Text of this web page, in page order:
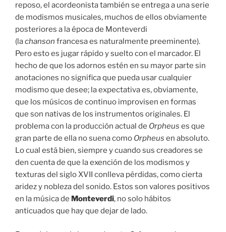
reposo, el acordeonista también se entrega a una serie
de modismos musicales, muchos de ellos obviamente
posteriores a la época de Monteverdi
(lachanson francesa es naturalmente preeminente).
Pero esto es jugar rápido y suelto con el marcador. El
hecho de que los adornos estén en su mayor parte sin
anotaciones no significa que pueda usar cualquier
modismo que desee; la expectativa es, obviamente,
que los músicos de continuo improvisen en formas
que son nativas de los instrumentos originales. El
problema con la producción actual de Orpheus es que
gran parte de ella no suena como Orpheus en absoluto.
Lo cual está bien, siempre y cuando sus creadores se
den cuenta de que la exención de los modismos y
texturas del siglo XVII conlleva pérdidas, como cierta
aridez y nobleza del sonido. Estos son valores positivos
en la música de Monteverdi, no solo hábitos
anticuados que hay que dejar de lado.